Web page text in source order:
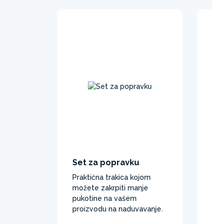
Set za popravku
Praktična trakica kojom
možete zakrpiti manje
pukotine na vašem
proizvodu na naduvavanje.